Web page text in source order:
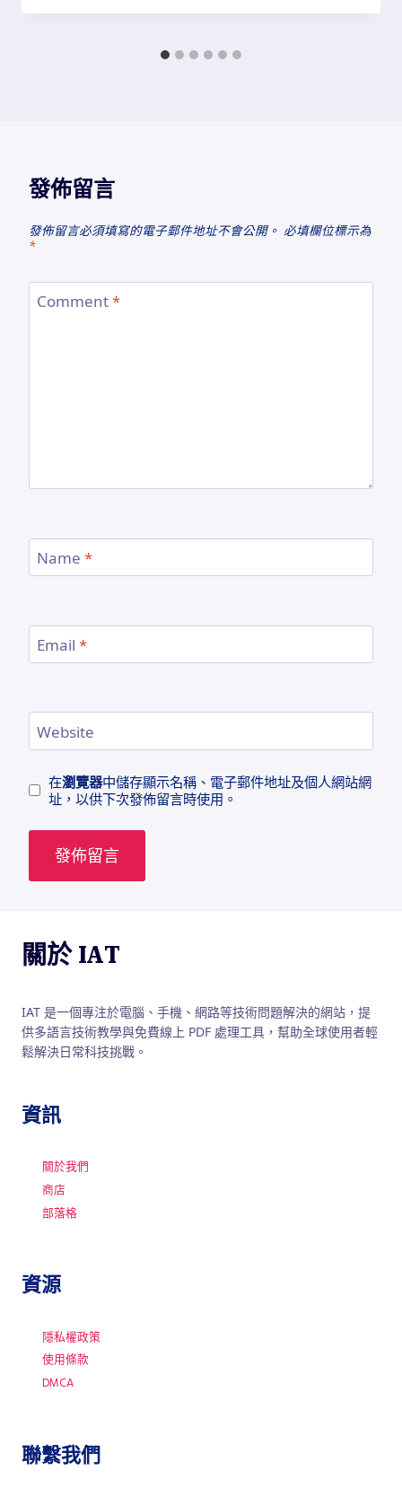
發佈留言
發佈留言必須填寫的電子郵件地址不會公開。 必填欄位標示為
*
Comment*
Name *
Email *
Website
在瀏覽器中儲存顯示名稱、電子郵件地址及個人網站網
址，以供下次發佈留言時使用。
關於 IAT
IAT 是一個專注於電腦、手機、網路等技術問題解決的網站，提
供多語言技術教學與免費線上 PDF 處理工具，幫助全球使用者輕
鬆解決日常科技挑戰。
資訊
關於我們
商店
部落格
資源
隱私權政策
使用條款
DMCA
聯繫我們